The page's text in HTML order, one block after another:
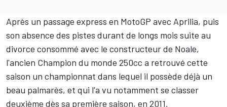
Après un passage express en MotoGP avec Aprilia, puis
son absence des pistes durant de longs mois suite au
divorce consommé avec le constructeur de Noale,
l'ancien Champion du monde 250cc a retrouvé cette
saison un championnat dans lequel il possède déjà un
beau palmarès, et qui l'a vu notamment se classer
deuxième dès sa première saison, en 2011.